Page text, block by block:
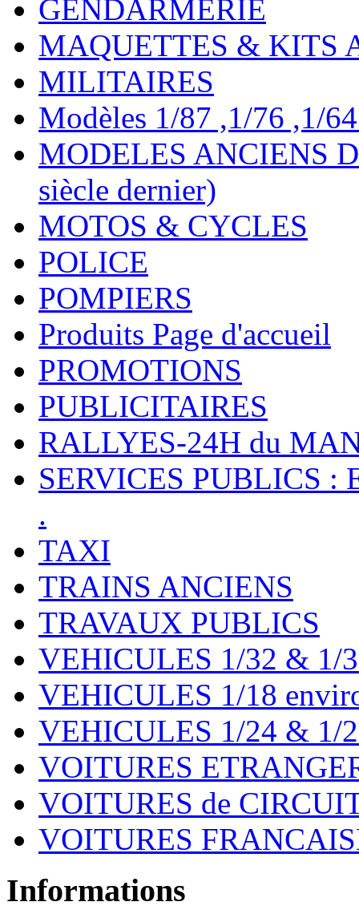
GENDARMERIE
MAQUETTES & KITS
MILITAIRES
Modèles 1/87 ,1/76 ,1/
MODELES ANCIENS
siècle dernier)
MOTOS & CYCLES
POLICE
POMPIERS
Produits Page d'accueil
PROMOTIONS
PUBLICITAIRES
RALLYES-24H du
SERVICES PUBLICS :
.
TAXI
TRAINS ANCIENS
TRAVAUX PUBLICS
VEHICULES 1/32 & 1/
VEHICULES 1/18
VEHICULES 1/24 & 1/
VOITURES
VOITURES de
VOITURES
Informations